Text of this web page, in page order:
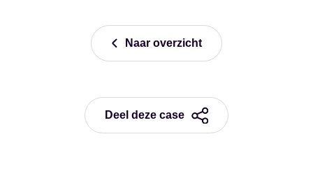
Naar overzicht
Deel deze case